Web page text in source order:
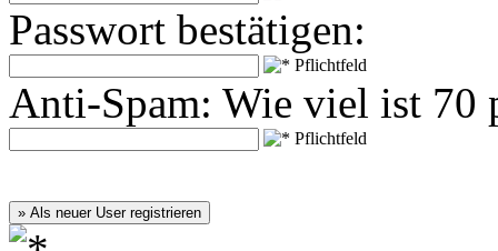
Passwort bestätigen:
Anti-Spam: Wie viel ist 70